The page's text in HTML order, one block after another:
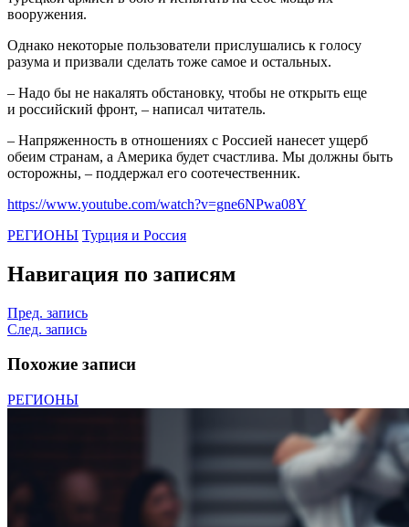
вооружения.
Однако некоторые пользователи прислушались к голосу
разума и призвали сделать тоже самое и остальных.
– Надо бы не накалять обстановку, чтобы не открыть еще
и российский фронт, – написал читатель.
– Напряженность в отношениях с Россией нанесет ущерб
обеим странам, а Америка будет счастлива. Мы должны быть
осторожны, – поддержал его соотечественник.
https://www.youtube.com/watch?v=gne6NPwa08Y
РЕГИОНЫ Турция и Россия
Навигация по записям
Пред. запись
След. запись
Похожие записи
РЕГИОНЫ